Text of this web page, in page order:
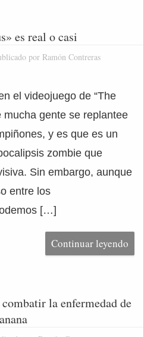
es real o casi
por Ramón Contreras
el videojuego de “The
mucha gente se replantee
y es que es un
zombie que
Sin embargo, aunque
entre los
[…]
Continuar leyendo
la enfermedad de